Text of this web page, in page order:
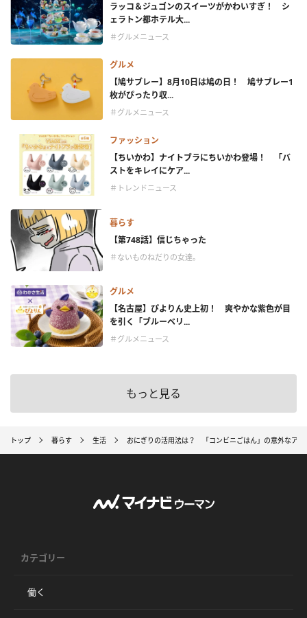
ラッコ＆ジュゴンのスイーツがかわいすぎ！ シ
ェラトン都ホテル大...
＃グルメニュース
グルメ
【鳩サブレー】8月10日は鳩の日！ 鳩サブレー1
枚がぴったり収...
＃グルメニュース
ファッション
【ちいかわ】ナイトブラにちいかわ登場！ 「バ
ストをキレイにケア...
＃トレンドニュース
暮らす
【第748話】信じちゃった
＃ないものねだりの女達。
グルメ
【名古屋】ぴよりん史上初！ 爽やかな紫色が目
を引く「ブルーベリ...
＃グルメニュース
もっと見る
トップ 暮らす 生活 おにぎりの活用法は？ 「コンビニごはん」の意外なアレ
カテゴリー
働く